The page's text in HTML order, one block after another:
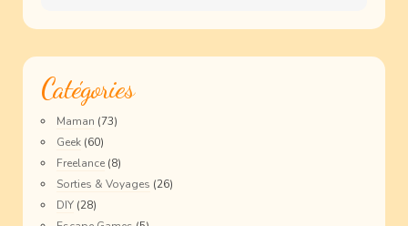
Catégories
Maman (73)
Geek (60)
Freelance (8)
Sorties & Voyages (26)
DIY (28)